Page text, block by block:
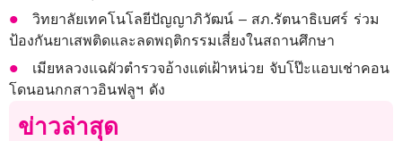
วิทยาลัยเทคโนโลยีปัญญาภิวัฒน์ – สภ.รัตนาธิเบศร์ ร่วม
ป้องกันยาเสพติดและลดพฤติกรรมเสี่ยงในสถานศึกษา
เมียหลวงแฉผัวตำรวจอ้างแต่เฝ้าหน่วย จับโป๊ะแอบเช่าคอน
โดนอนกกสาวอินฟลูฯ ดัง
ข่าวล่าสุด